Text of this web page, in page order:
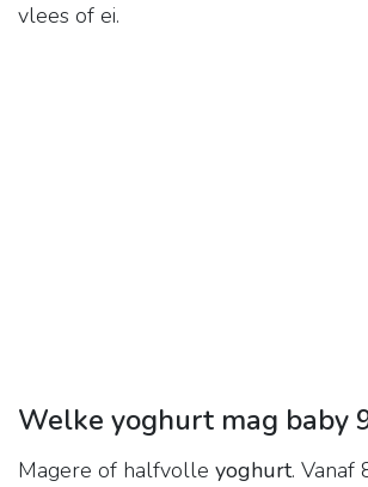
vlees of ei.
Welke yoghurt mag baby
Magere of halfvolle yoghurt. Vanaf